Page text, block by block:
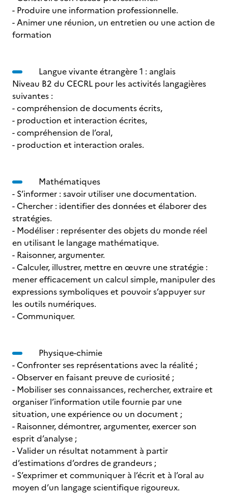
- Produire une information professionnelle.
- Animer une réunion, un entretien ou une action de
formation
Langue vivante étrangère 1 : anglais
Niveau B2 du CECRL pour les activités langagières
suivantes :
- compréhension de documents écrits,
- production et interaction écrites,
- compréhension de l’oral,
- production et interaction orales.
Mathématiques
- S’informer : savoir utiliser une documentation.
- Chercher : identifier des données et élaborer des
stratégies.
- Modéliser : représenter des objets du monde réel
en utilisant le langage mathématique.
- Raisonner, argumenter.
- Calculer, illustrer, mettre en œuvre une stratégie :
mener efficacement un calcul simple, manipuler des
expressions symboliques et pouvoir s’appuyer sur
les outils numériques.
- Communiquer.
Physique-chimie
- Confronter ses représentations avec la réalité ;
- Observer en faisant preuve de curiosité ;
- Mobiliser ses connaissances, rechercher, extraire et
organiser l’information utile fournie par une
situation, une expérience ou un document ;
- Raisonner, démontrer, argumenter, exercer son
esprit d’analyse ;
- Valider un résultat notamment à partir
d’estimations d’ordres de grandeurs ;
- S’exprimer et communiquer à l’écrit et à l’oral au
moyen d’un langage scientifique rigoureux.